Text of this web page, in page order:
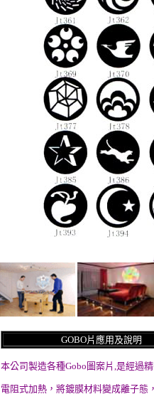
GOBO片應用及說明
本公司製造各種Gobo圖案片,是經過
電阻式加熱，將鍍膜材料變成離子態